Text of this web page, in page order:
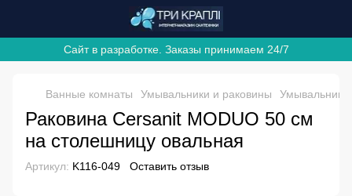
Сайт в разработке. Заказы принимаем 24/7
Ванные комнаты Умывальники и раковины Умывальники
Раковина Cersanit MODUO 50 см
на столешницу овальная
Артикул: K116-049 Оставить отзыв